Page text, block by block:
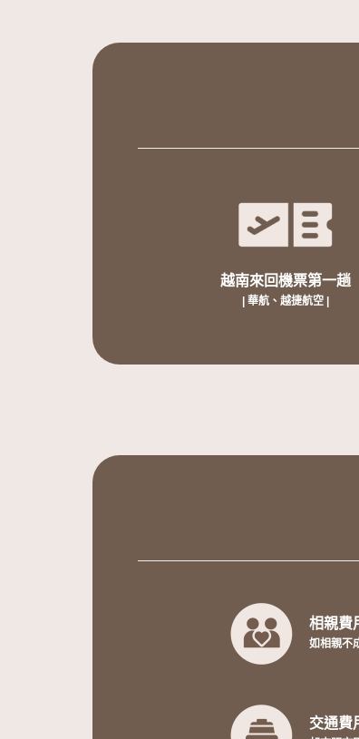
越南來回機票第一趟
| 華航、越捷航空 |
相親費
如相親不
交通費